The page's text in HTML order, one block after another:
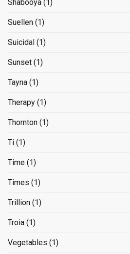
Shabooya (1)
Suellen (1)
Suicidal (1)
Sunset (1)
Tayna (1)
Therapy (1)
Thornton (1)
Ti (1)
Time (1)
Times (1)
Trillion (1)
Troia (1)
Vegetables (1)